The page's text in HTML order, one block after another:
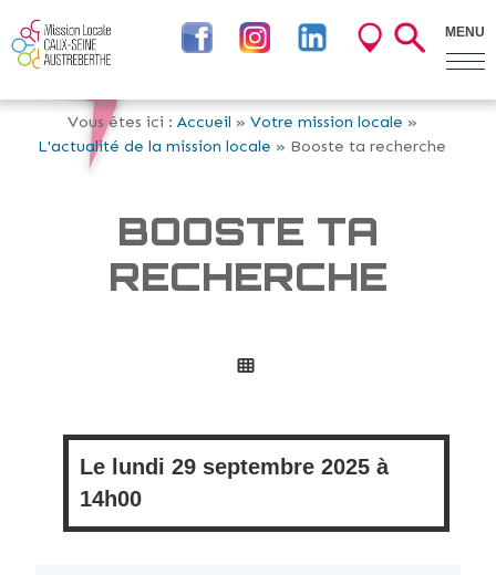
MENU
Vous êtes ici : Accueil » Votre mission locale »
L'actualité de la mission locale » Booste ta recherche
BOOSTE TA
RECHERCHE
Le lundi 29 septembre 2025 à
14h00